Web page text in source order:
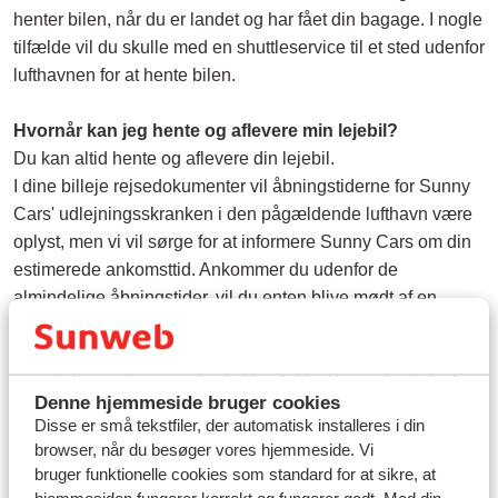
Denne hjemmeside bruger cookies
Disse er små tekstfiler, der automatisk installeres i din
browser, når du besøger vores hjemmeside. Vi
bruger funktionelle cookies som standard for at sikre, at
henter bilen, når du er landet og har fået din bagage. I nogle
tilfælde vil du skulle med en shuttleservice til et sted udenfor
lufthavnen for at hente bilen.
Hvornår kan jeg hente og aflevere min lejebil?
Du kan altid hente og aflevere din lejebil.
I dine billeje rejsedokumenter vil åbningstiderne for Sunny
Cars' udlejningsskranken i den pågældende lufthavn være
oplyst, men vi vil sørge for at informere Sunny Cars om din
estimerede ankomsttid. Ankommer du udenfor de
almindelige åbningstider, vil du enten blive mødt af en
medarbejder fra Sunny Cars, som vil udlevere nøglerne til
din lejebil, eller du vil få oplyst et nødnummer i dine
rejsedokumenter, som du skal kontakte. Bemærk, at der kan
være omkostninger forbundet med afhentning af din lejebil
udenfor udlejningsskrankens almindelige åbningstider.
Rejser du hjem udenfor skrankens åbningstider, vil du
muligvis blive bedt om at aflevere nøglen i en nøgleboks.